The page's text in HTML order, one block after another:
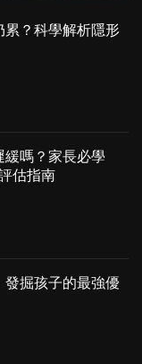
累？科學解析隱形
緩嗎？家長必學
估指南
發掘孩子的最強優